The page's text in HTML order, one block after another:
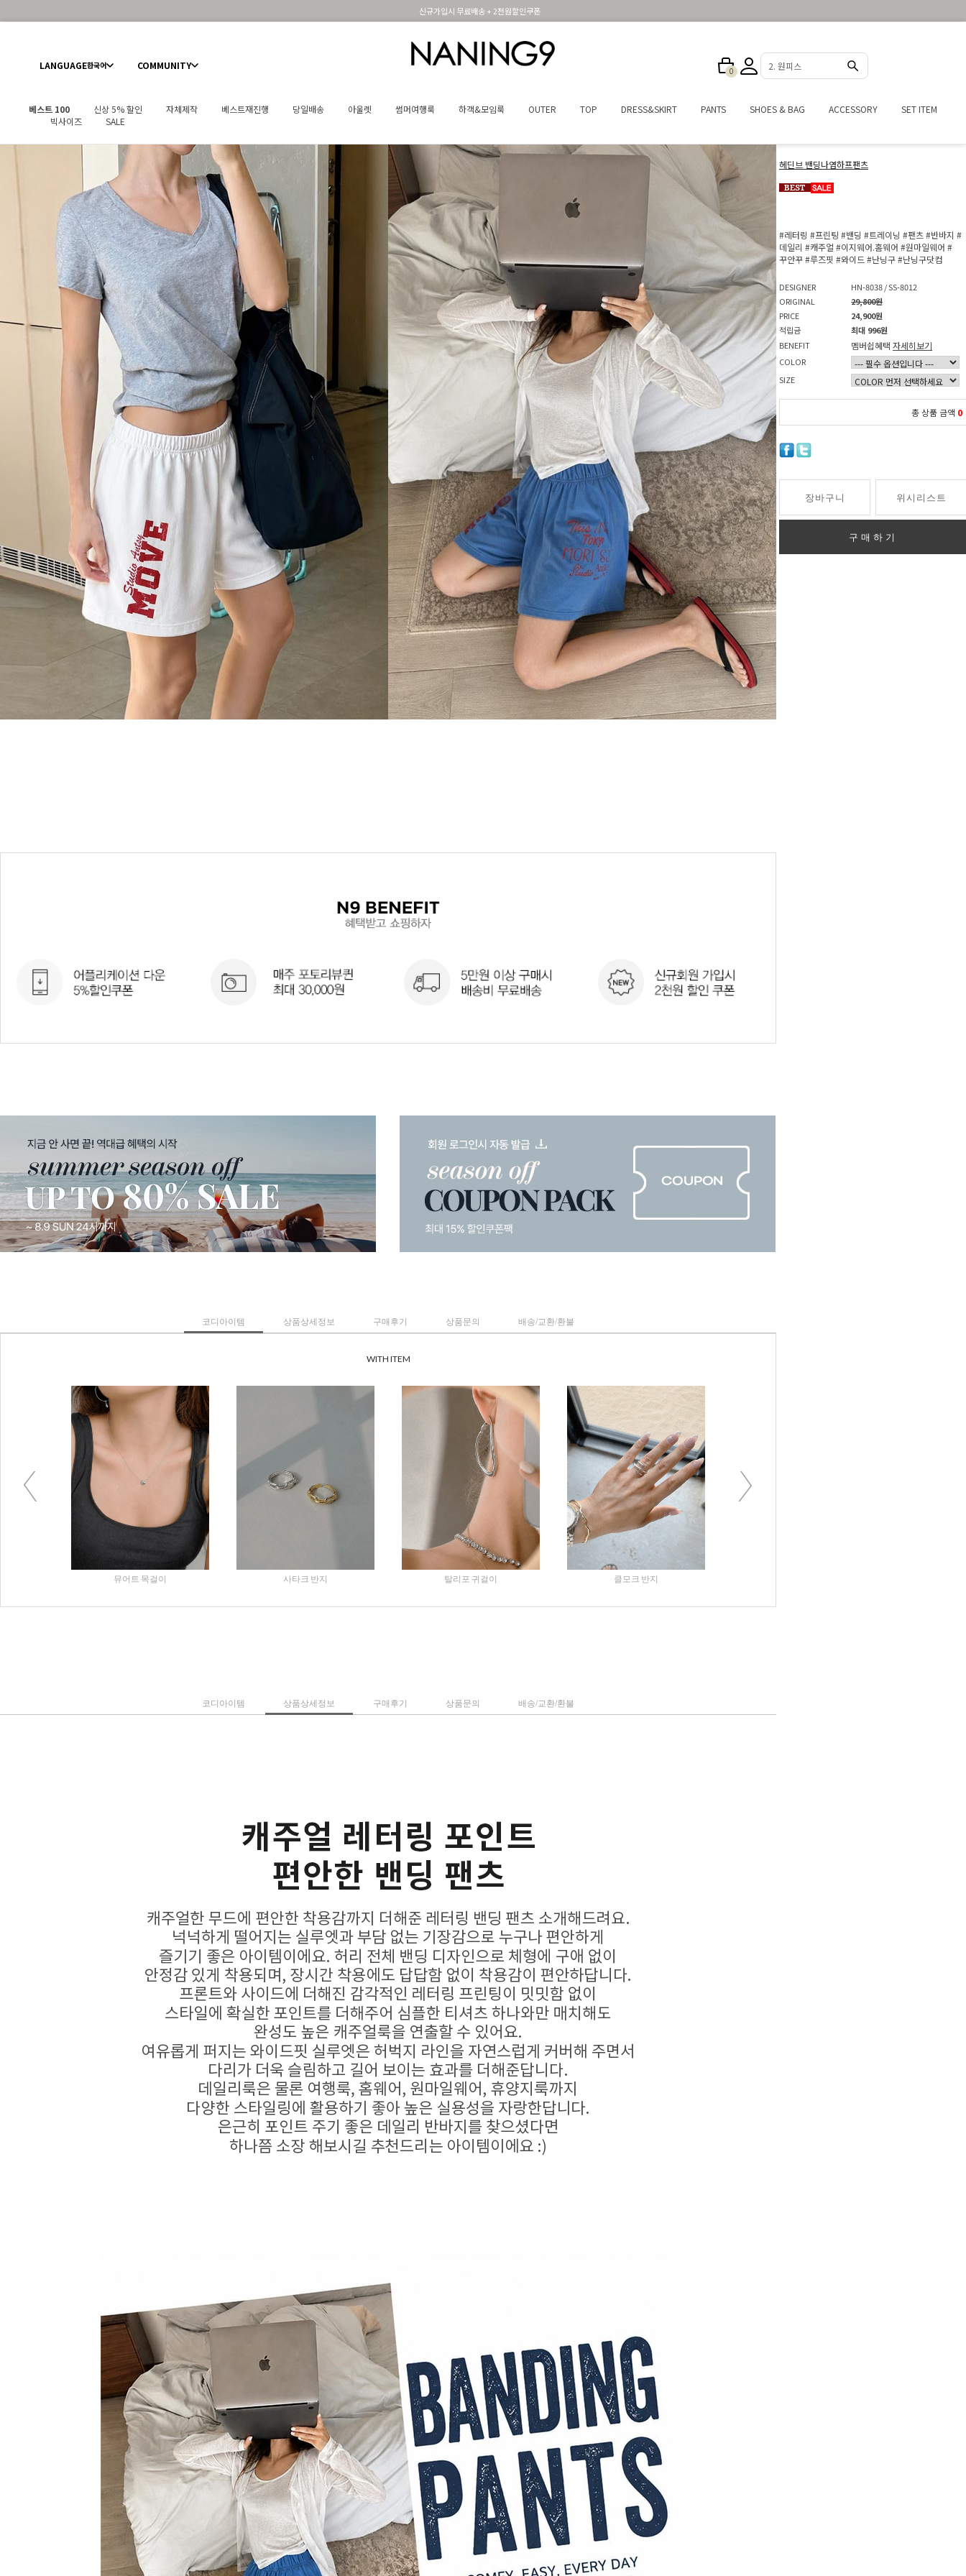
신규가입시 무료배송 + 2천원할인쿠폰
LANGUAGE한국어 COMMUNITY 0 2. 원피스
베스트 100 신상 5% 할인 자체제작 베스트재진행 당일배송 아울렛 썸머여행룩 하객&모임룩 OUTER TOP DRESS&SKIRT PANTS SHOES & BAG ACCESSORY
SET ITEM
빅사이즈
SALE
헤딘브 밴딩나염하프팬츠
#레터링 #프린팅 #밴딩 #트레이닝 #팬츠 #반바지 #
데일리 #캐주얼 #이지웨어.홈웨어 #원마일웨어 #
꾸안꾸#루즈핏 #와이드#난닝구#난닝구닷컴
DESIGNER
HN-8038 / SS-8012
ORIGINAL
29,800원
PRICE
24,900원
적립금
최대 996원
BENEFIT
멤버쉽혜택 자세히보기
COLOR
SIZE
총 상품 금액 0
장바구니 위시리스트
구매하기
코디아이템 상품상세정보 구매후기 상품문의 배송/교환/환불
WITH ITEM
Previous
제코븐 레이어드가디건 부디코 컷오프크롭반팔티 뮤어트 목걸이 사타크 반지
Next
코디아이템 상품상세정보 구매후기 상품문의 배송/교환/환불